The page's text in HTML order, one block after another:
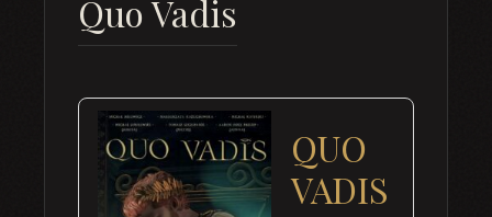
Quo Vadis
QUO
VADIS